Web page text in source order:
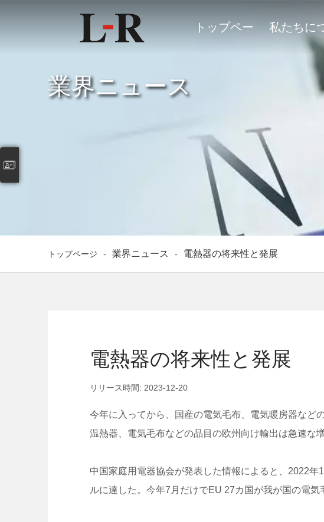
トップペー 私たちに
業界ニュース
トップページ - 業界ニュース - 電熱器の将来性と発展
電熱器の将来性と発展
リリース時間: 2023-12-20
今年に入ってから、国産の電気毛布、電気暖房器など
温熱器、電気毛布などの品目の欧州向け輸出は急速な
中国家庭用電器協会が発表した情報によると、2022
ルに達した。今年7月だけでEU 27カ国が我が国の電